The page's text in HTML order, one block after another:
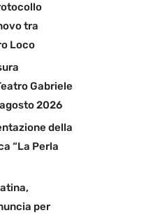
tra
Loco
Gabriele
2026
della
“La Perla
per